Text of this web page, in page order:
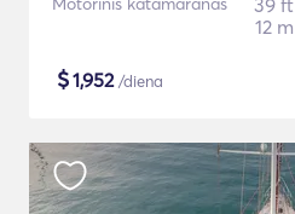
39 ft
12 m
$1,952/diena